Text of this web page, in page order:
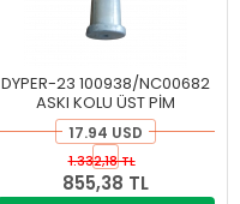
DYPER-23 100938/NC00682
ASKI KOLU ÜST PİM
17.94 USD
855,38 TL
1.332,18 TL